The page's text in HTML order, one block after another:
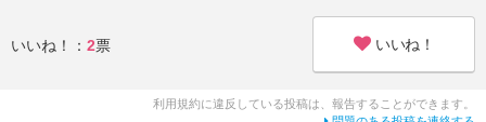
いいね！： 2票 いいね！
利用規約に違反している投稿は、報告することができます。